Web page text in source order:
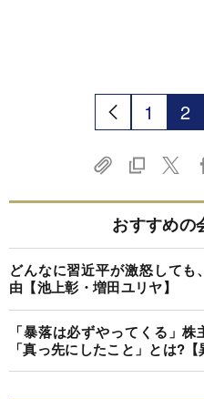
1 2
おすすめの
どんなに習近平が激怒して
由【池上彰・増田ユリヤ】
「暴落は必ずやってくる」
「真っ先にしたこと」とは?【